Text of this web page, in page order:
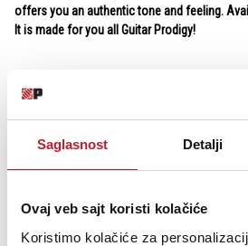
Saglasnost Detalji
Ovaj veb sajt koristi kolačiće
Koristimo kolačiće za
offers you an authentic tone and feeling.
It is made for you all Guitar Prodigy!
Fingerboard:Ironwood
Number of Frets:20